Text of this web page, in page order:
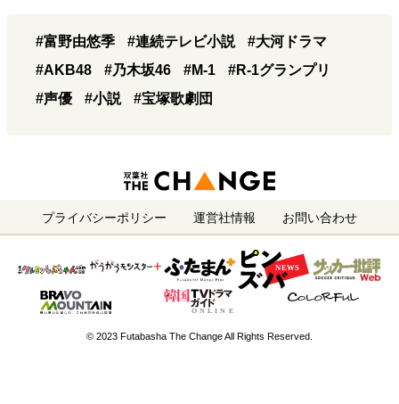
#富野由悠季 #連続テレビ小説
#大河ドラマ
#AKB48
#乃木坂46 #M-1
#R-1グランプリ
#声優
#小説 #宝塚歌劇団
プライバシーポリシー 運営社情報 お問い合わせ
© 2023 Futabasha The Change All Rights Reserved.